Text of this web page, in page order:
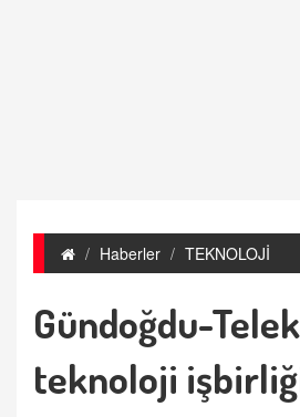
Haberler TEKNOLOJİ
Gündoğdu-
teknoloji